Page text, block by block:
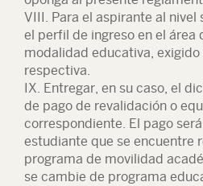
VIII. Para el aspirante al
el perfil de ingreso en el área
modalidad educativa,
respectiva.
IX. Entregar, en su caso, el
de pago de revalidación o
correspondiente. El pago
estudiante que se encuentre
programa de movilidad
se cambie de programa